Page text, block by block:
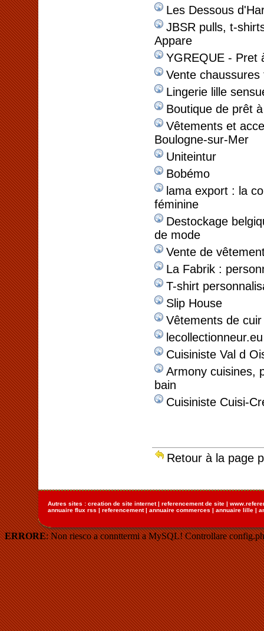
Les Dessous
JBSR pulls, t-
Appare
YGREQUE - Pret
Vente chaussures
Lingerie lille
Boutique de prêt
Vêtements et
Boulogne-sur-Mer
Uniteintur
Bobémo
lama export : la
féminine
Destockage
de mode
Vente de
La Fabrik :
T-shirt
Slip House
Vêtements de cuir
lecollectionneur.eu
Cuisiniste Val d
Armony cuisines,
bain
Cuisiniste Cuisi-
Retour à la page
Autres sites : creation de site internet| referencement de site |
annuaire flux rss | referencement| annuaire commerces | annuaire lille |
ERRORE: Non riesco a connttermi a MySQL! Controllare